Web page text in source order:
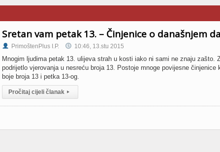
Sretan vam petak 13. – Činjenice o današnjem
PrimoštenPlus I.P. 10:46, 13.stu 2015
Mnogim ljudima petak 13. ulijeva strah u kosti iako ni sami ne znaju zašto.
podrijetlo vjerovanja u nesreću broja 13. Postoje mnoge povijesne činjenice
boje broja 13 i petka 13-og.
Pročitaj cijeli članak ▸